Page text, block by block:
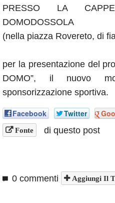
PRESSO LA
DOMODOSSOLA
(nella piazza Rovereto, di
per la presentazione del
DOMO”, il nuovo
sponsorizzazione sportiva.
Facebook Twitter
Fonte di questo post
0 commenti Aggiungi Il